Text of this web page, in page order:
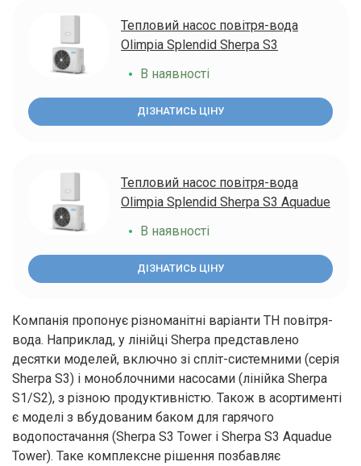
Тепловий насос повітря-вода
Olimpia Splendid Sherpa S3
В наявності
ДІЗНАТИСЬ ЦІНУ
Тепловий насос повітря-вода
Olimpia Splendid Sherpa S3 Aquadue
В наявності
ДІЗНАТИСЬ ЦІНУ
Компанія пропонує різноманітні варіанти ТН повітря-
вода. Наприклад, у лінійці Sherpa представлено
десятки моделей, включно зі спліт-системними (серія
Sherpa S3) і моноблочними насосами (лінійка Sherpa
S1/S2), з різною продуктивністю. Також в асортименті
є моделі з вбудованим баком для гарячого
водопостачання (Sherpa S3 Tower і Sherpa S3 Aquadue
Tower). Таке комплексне рішення позбавляє